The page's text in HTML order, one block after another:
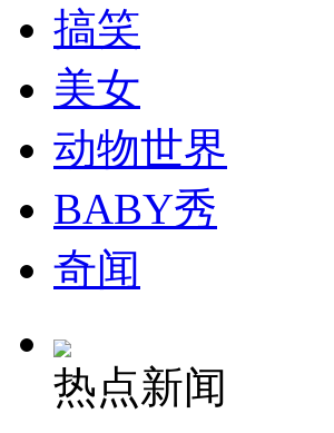
纽约上演“枕头大战”
司机酒驾遇交警 急速倒车逃窜
搞笑
美女
动物世界
BABY秀
奇闻
热点新闻